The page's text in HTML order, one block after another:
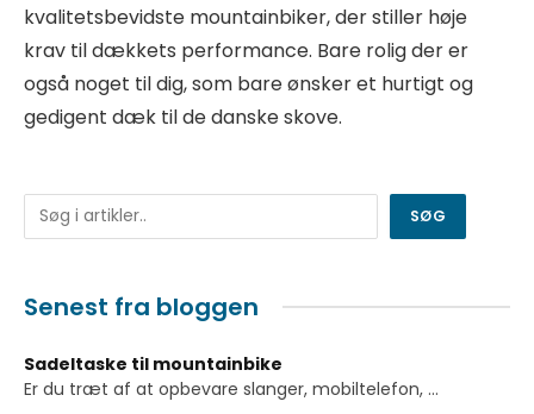
kvalitetsbevidste mountainbiker, der stiller høje
krav til dækkets performance. Bare rolig der er
også noget til dig, som bare ønsker et hurtigt og
gedigent dæk til de danske skove.
Søg SØG
Senest fra bloggen
Sadeltaske til mountainbike
Er du træt af at opbevare slanger, mobiltelefon, ...